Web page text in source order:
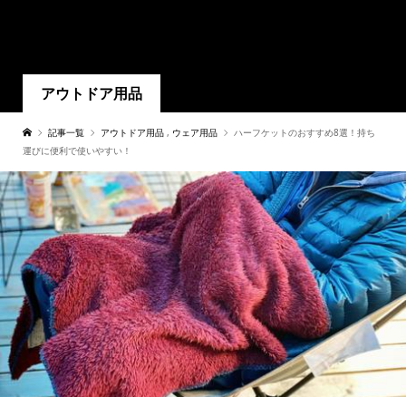
アウトドア用品
記事一覧 アウトドア用品 , ウェア用品
ハーフケットのおすすめ8選！持ち
運びに便利で使いやすい！